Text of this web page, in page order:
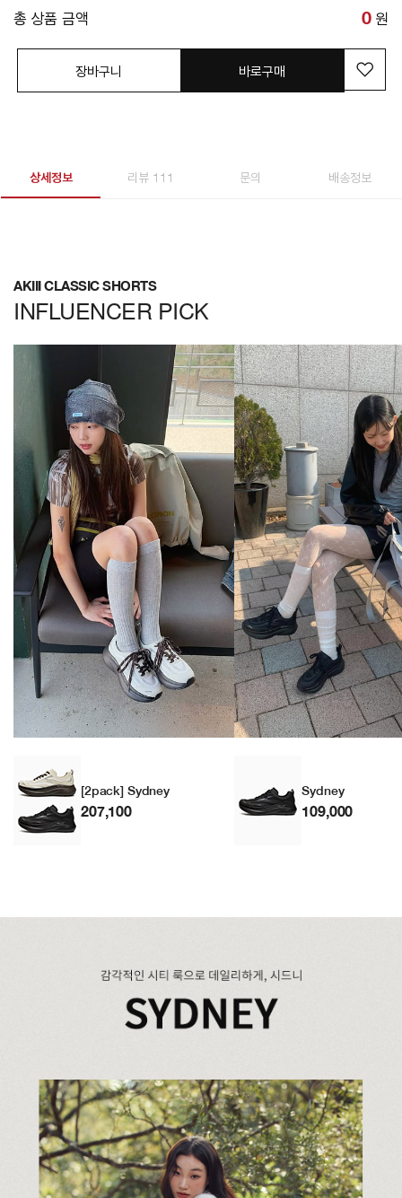
총 상품 금액 0 원
장바구니 바로구매
상세정보 리뷰 111 문의 배송정보
AKIII CLASSIC SHORTS
INFLUENCER PICK
[2pack] Sydney
207,100
Sydney
109,000